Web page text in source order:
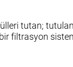
tutan;
filtrasyon